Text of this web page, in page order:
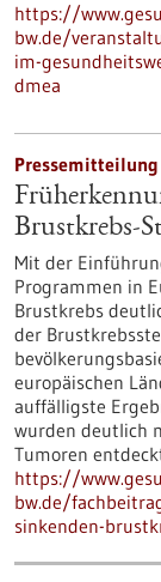
https://
bw.de/
im-
dmea
Pressemitteilung
Brustkrebs-
Mit der
Programmen in
Brustkrebs
der
europäischen
auffälligste
wurden deutlich
Tumoren
https://
bw.de/
sinkenden-